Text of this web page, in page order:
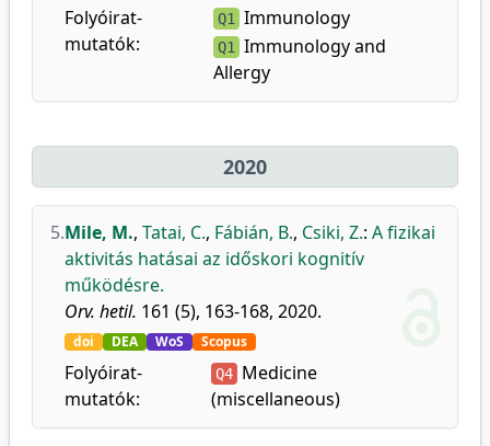
Folyóirat-
mutatók:
Q1 Immunology
Q1 Immunology and
Allergy
2020
5.Mile, M., Tatai, C., Fábián, B., Csiki, Z.: A fizikai
aktivitás hatásai az időskori kognitív
működésre.
Orv. hetil. 161 (5), 163-168, 2020.
doi DEA WoS Scopus
Folyóirat-
mutatók:
Q4 Medicine
(miscellaneous)